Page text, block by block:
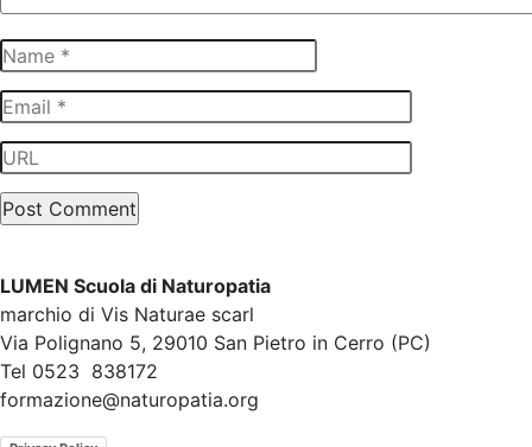
LUMEN Scuola di Naturopatia
marchio di Vis Naturae scarl
Via Polignano 5, 29010 San Pietro in Cerro (PC)
Tel 0523 838172
formazione@naturopatia.org